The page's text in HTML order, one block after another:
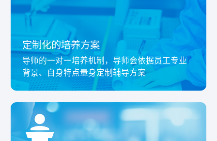
定制化的培养方案
导师的一对一培养机制，导师会依据员工专业
背景、自身特点量身定制辅导方案